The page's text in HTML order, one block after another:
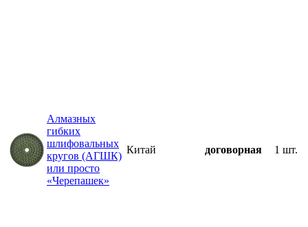
Алмазных
гибких
шлифовальных
кругов (АГШК)
или просто
«Черепашек»
Китай договорная 1 шт.